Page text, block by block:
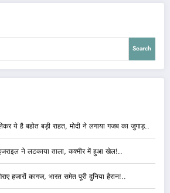
Search
ये है बहोत बड़ी राहत, मोदी ने लगाया गजब का जुगाड़..
ने लटकाया ताला, कश्मीर में हुआ खेल!..
हजारों कागज, भारत समेत पूरी दुनिया हैरान!..